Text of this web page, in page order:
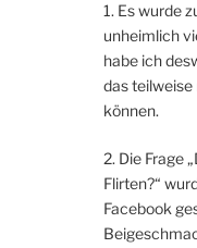
1. Es wurde
unheimlich
habe ich
das
können.
2. Die Frage
Flirten?“
Facebook